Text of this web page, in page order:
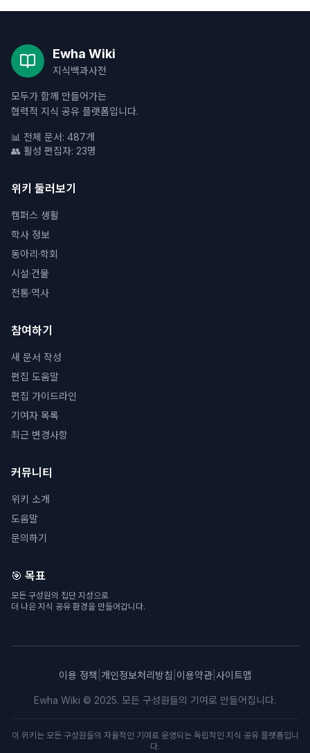
Ewha Wiki
지식백과사전
모두가 함께 만들어가는
협력적 지식 공유 플랫폼입니다.
📊 전체 문서: 487개
👥 활성 편집자: 23명
위키 둘러보기
캠퍼스 생활
학사 정보
동아리·학회
시설·건물
전통·역사
참여하기
새 문서 작성
편집 도움말
편집 가이드라인
기여자 목록
최근 변경사항
커뮤니티
위키 소개
도움말
문의하기
🎯 목표
모든 구성원의 집단 지성으로
더 나은 지식 공유 환경을 만들어갑니다.
이용 정책 개인정보처리방침 이용약관| 사이트맵
Ewha Wiki © 2025. 모든 구성원들의 기여로 만들어집니다.
이 위키는 모든 구성원들의 자율적인 기여로 운영되는 독립적인 지식 공유 플랫폼입니
다.